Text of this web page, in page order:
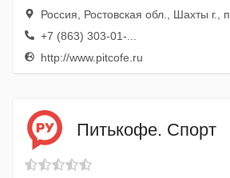
Россия, Ростовская обл., Шахты г., просп.
+7 (863) 303-01-...
http://www.pitcofe.ru
Питькофе. Спорт